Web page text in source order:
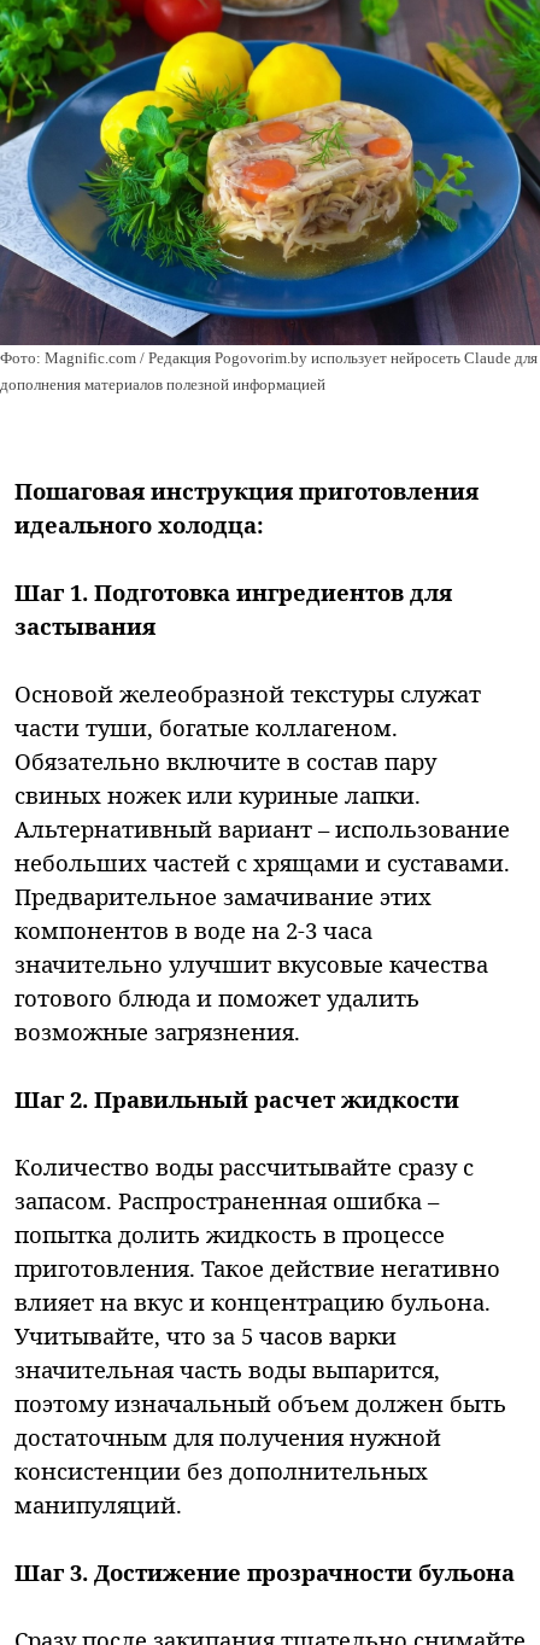
Фото: Magnific.com / Редакция Pogovorim.by использует нейросеть Claude для
дополнения материалов полезной информацией
Пошаговая инструкция приготовления
идеального холодца:
Шаг 1. Подготовка ингредиентов для
застывания
Основой желеобразной текстуры служат
части туши, богатые коллагеном.
Обязательно включите в состав пару
свиных ножек или куриные лапки.
Альтернативный вариант – использование
небольших частей с хрящами и суставами.
Предварительное замачивание этих
компонентов в воде на 2-3 часа
значительно улучшит вкусовые качества
готового блюда и поможет удалить
возможные загрязнения.
Шаг 2. Правильный расчет жидкости
Количество воды рассчитывайте сразу с
запасом. Распространенная ошибка –
попытка долить жидкость в процессе
приготовления. Такое действие негативно
влияет на вкус и концентрацию бульона.
Учитывайте, что за 5 часов варки
значительная часть воды выпарится,
поэтому изначальный объем должен быть
достаточным для получения нужной
консистенции без дополнительных
манипуляций.
Шаг 3. Достижение прозрачности бульона